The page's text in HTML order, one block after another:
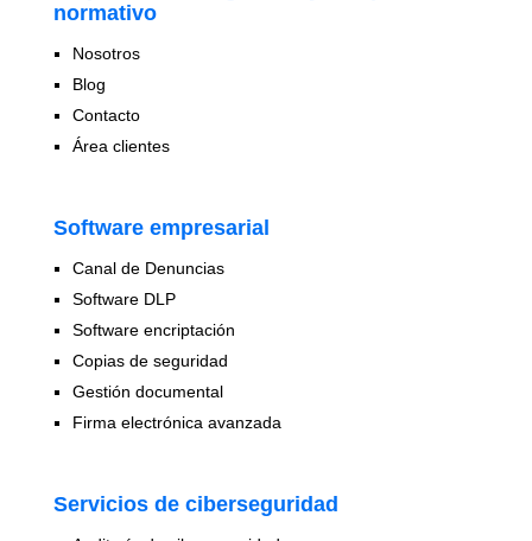
normativo
Nosotros
Blog
Contacto
Área clientes
Software empresarial
Canal de Denuncias
Software DLP
Software encriptación
Copias de seguridad
Gestión documental
Firma electrónica avanzada
Servicios de ciberseguridad